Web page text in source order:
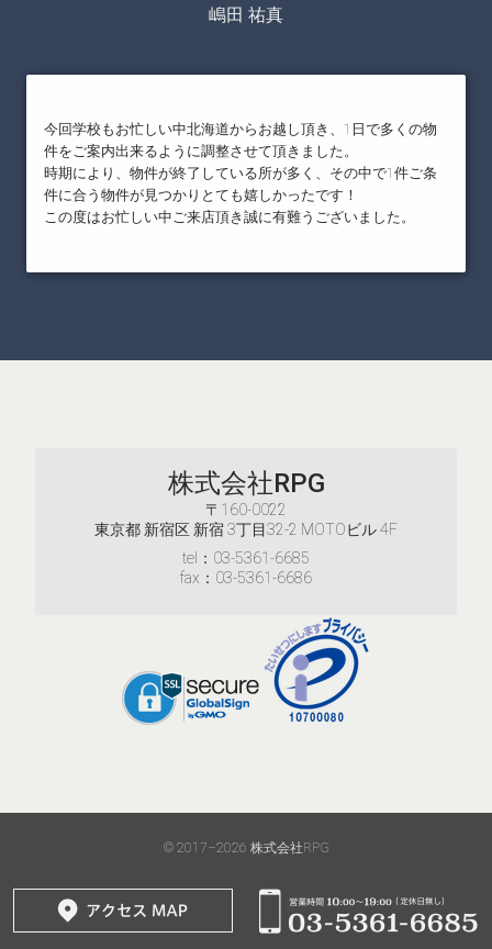
嶋田 祐真
今回学校もお忙しい中北海道からお越し頂き、1日で多くの物
件をご案内出来るように調整させて頂きました。
時期により、物件が終了している所が多く、その中で1件ご条
件に合う物件が見つかりとても嬉しかったです！
この度はお忙しい中ご来店頂き誠に有難うございました。
株式会社RPG
〒160-0022
東京都 新宿区 新宿 3丁目32-2 MOTOビル 4F
tel：03-5361-6685
fax：03-5361-6686
© 2017–2026 株式会社RPG